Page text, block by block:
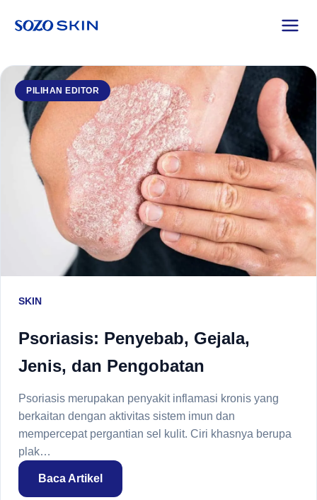
PILIHAN EDITOR
SKIN
Psoriasis: Penyebab, Gejala,
Jenis, dan Pengobatan
Psoriasis merupakan penyakit inflamasi kronis yang
berkaitan dengan aktivitas sistem imun dan
mempercepat pergantian sel kulit. Ciri khasnya berupa
plak…
Baca Artikel